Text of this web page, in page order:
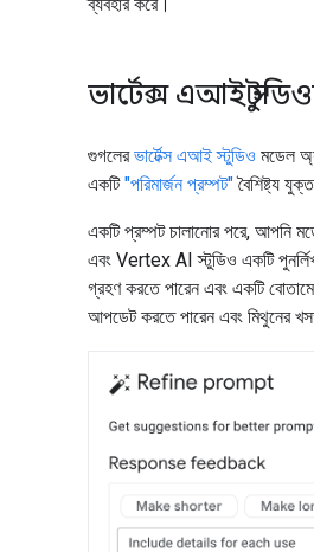
ভার্টেক্স এআই
গুগলেরভার্টেক্স এআই স্টুডিও মডেল
একটি"পরিমার্জন প্রম্পট"বৈশিষ্ট্য
একটি প্রম্পট চালানোর পরে, আপনি
এবং Vertex AI স্টুডিও একটি
গ্রহণ করতে পারেন এবং একটি
আপডেট করতে পারেন এবং মিথুনের